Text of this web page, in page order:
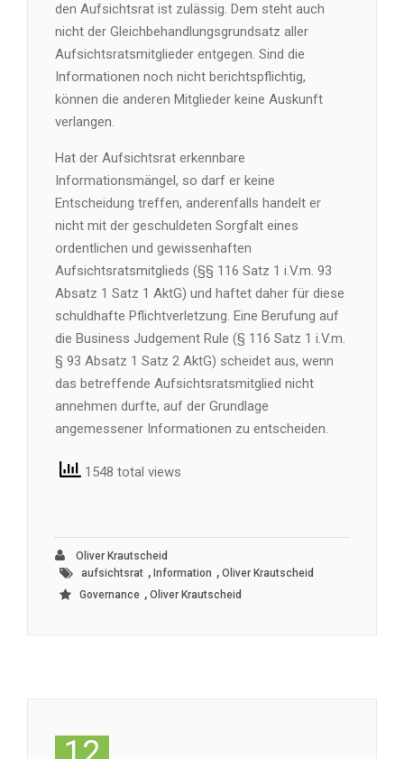
den Aufsichtsrat ist zulässig. Dem steht auch
nicht der Gleichbehandlungsgrundsatz aller
Aufsichtsratsmitglieder entgegen. Sind die
Informationen noch nicht berichtspflichtig,
können die anderen Mitglieder keine Auskunft
verlangen.
Hat der Aufsichtsrat erkennbare
Informationsmängel, so darf er keine
Entscheidung treffen, anderenfalls handelt er
nicht mit der geschuldeten Sorgfalt eines
ordentlichen und gewissenhaften
Aufsichtsratsmitglieds (§§ 116 Satz 1 i.V.m. 93
Absatz 1 Satz 1 AktG) und haftet daher für diese
schuldhafte Pflichtverletzung. Eine Berufung auf
die Business Judgement Rule (§ 116 Satz 1 i.V.m.
§ 93 Absatz 1 Satz 2 AktG) scheidet aus, wenn
das betreffende Aufsichtsratsmitglied nicht
annehmen durfte, auf der Grundlage
angemessener Informationen zu entscheiden.
1548 total views
Oliver Krautscheid
aufsichtsrat , Information , Oliver Krautscheid
Governance , Oliver Krautscheid